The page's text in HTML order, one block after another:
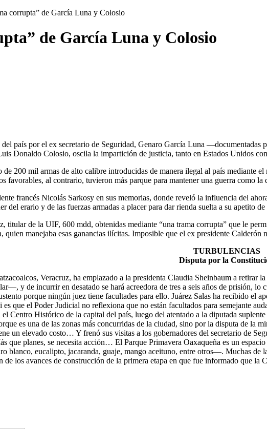
corrupta” de García Luna y Colosio
de García Luna y Colosio
del país por el ex secretario de Seguridad, Genaro García Luna
Donaldo Colosio, oscila la impartición de justicia, tanto en Estados Unidos
de 200 mil armas de alto calibre introducidas de manera ilegal al país
favorables, al contrario, tuvieron más parque para mantener una guerra como
francés Nicolás Sarkosy en sus memorias, donde reveló la influencia del
del erario y de las fuerzas armadas a placer para dar rienda suelta a su apetito
titular de la UIF, 600 mdd, obtenidas mediante “una trama corrupta” que le
quien manejaba esas ganancias ilícitas. Imposible que el ex presidente Calderón
TURBULENCIAS
Disputa por la
Veracruz, ha emplazado a la presidenta Claudia Sheinbaum a
y de incurrir en desatado se hará acreedora de tres a seis años de prisión, lo
porque ningún juez tiene facultades para ello. Juárez Salas ha recibido el
es que el Poder Judicial no reflexiona que no están facultados para semejante
Centro Histórico de la capital del país, luego del atentado a la diputada
es una de las zonas más concurridas de la ciudad, sino por la disputa de
un elevado costo… Y frenó sus visitas a los gobernadores del secretario de
que planes, se necesita acción… El Parque Primavera Oaxaqueña es un
blanco, eucalipto, jacaranda, guaje, mango aceituno, entre otros—. Muchas de
de los avances de construcción de la primera etapa en que fue informado que